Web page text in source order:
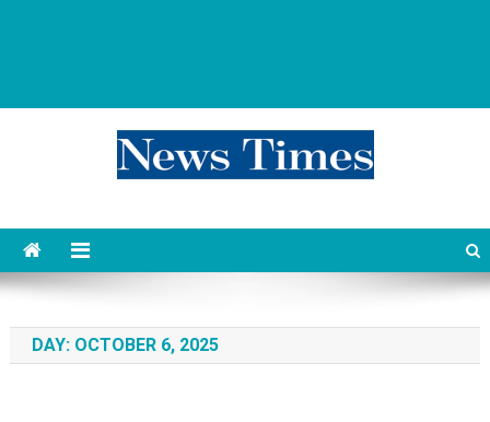
DAY: OCTOBER 6, 2025